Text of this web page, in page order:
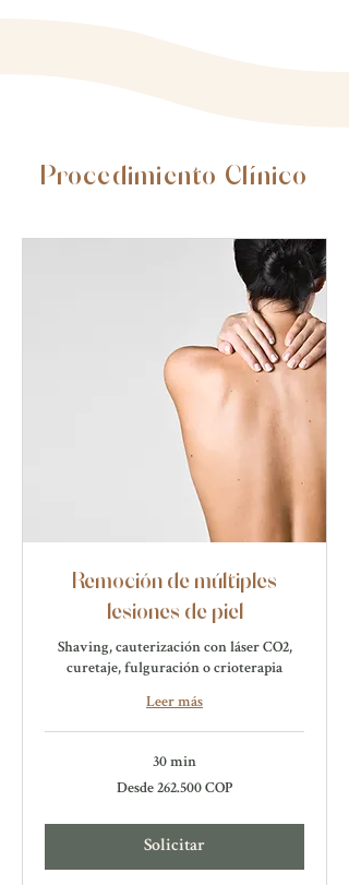
Procedimiento Clínico
Remoción de múltiples
lesiones de piel
Shaving, cauterización con láser CO2,
curetaje, fulguración o crioterapia
Leer más
30 min
Desde 262.500 COP
Solicitar